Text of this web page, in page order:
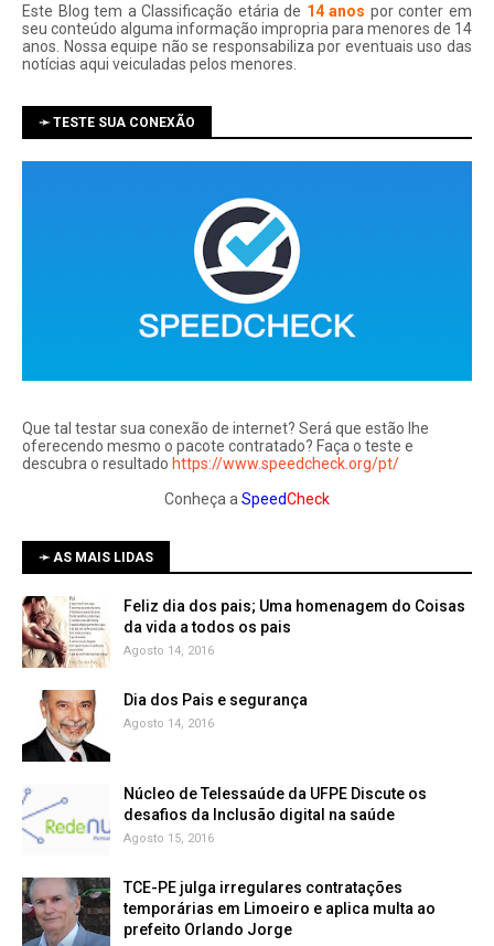
Este Blog tem a Classificação etária de 14 anos por conter em
seu conteúdo alguma informação impropria para menores de 14
anos. Nossa equipe não se responsabiliza por eventuais uso das
notí­cias aqui veiculadas pelos menores.
➛ TESTE SUA CONEXÃO
Que tal testar sua conexão de internet? Será que estão lhe
oferecendo mesmo o pacote contratado? Faça o teste e
descubra o resultado https://www.speedcheck.org/pt/
Conheça a SpeedCheck
➛ AS MAIS LIDAS
Feliz dia dos pais; Uma homenagem do Coisas
da vida a todos os pais
Agosto 14, 2016
Dia dos Pais e segurança
Agosto 14, 2016
Núcleo de Telessaúde da UFPE Discute os
Agosto 15, 2016
TCE-PE julga irregulares contratações
temporárias em Limoeiro e aplica multa ao
prefeito Orlando Jorge